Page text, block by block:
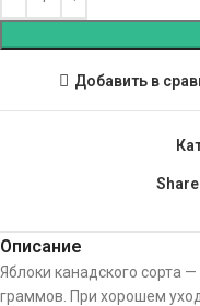
Добавить в
Описание
Яблоки канадского сорта
граммов. При хорошем